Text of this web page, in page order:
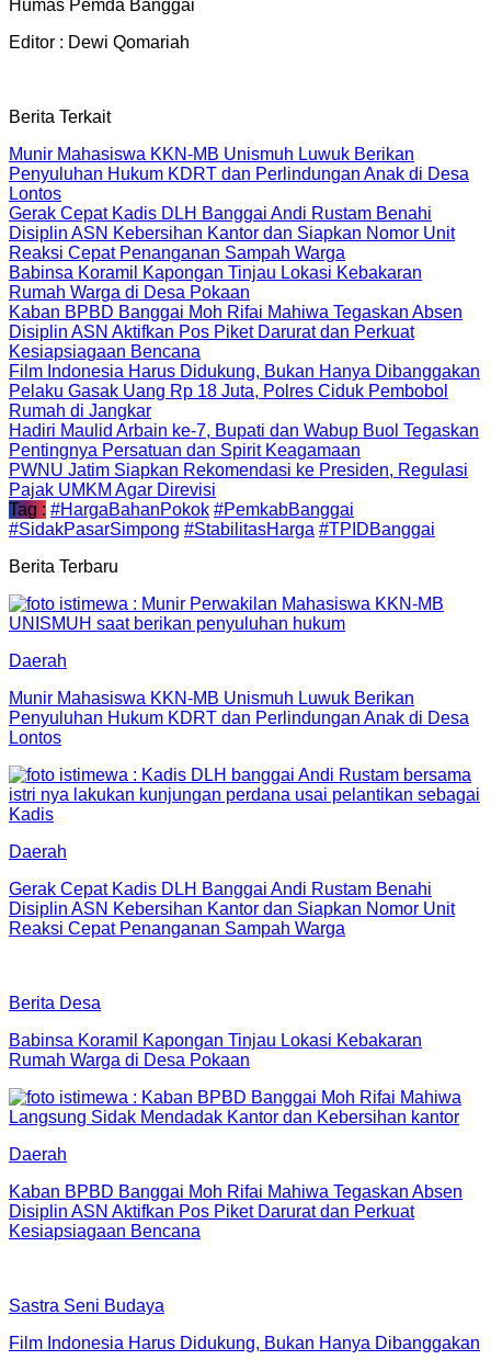
Humas Pemda Banggai
Editor : Dewi Qomariah
Berita Terkait
Munir Mahasiswa KKN-MB Unismuh Luwuk Berikan
Penyuluhan Hukum KDRT dan Perlindungan Anak di Desa
Lontos
Gerak Cepat Kadis DLH Banggai Andi Rustam Benahi
Disiplin ASN Kebersihan Kantor dan Siapkan Nomor Unit
Reaksi Cepat Penanganan Sampah Warga
Babinsa Koramil Kapongan Tinjau Lokasi Kebakaran
Rumah Warga di Desa Pokaan
Kaban BPBD Banggai Moh Rifai Mahiwa Tegaskan Absen
Disiplin ASN Aktifkan Pos Piket Darurat dan Perkuat
Kesiapsiagaan Bencana
Film Indonesia Harus Didukung, Bukan Hanya Dibanggakan
Pelaku Gasak Uang Rp 18 Juta, Polres Ciduk Pembobol
Rumah di Jangkar
Hadiri Maulid Arbain ke-7, Bupati dan Wabup Buol Tegaskan
Pentingnya Persatuan dan Spirit Keagamaan
PWNU Jatim Siapkan Rekomendasi ke Presiden, Regulasi
Pajak UMKM Agar Direvisi
Tag : #HargaBahanPokok #PemkabBanggai
#SidakPasarSimpong #StabilitasHarga #TPIDBanggai
Berita Terbaru
Daerah
Munir Mahasiswa KKN-MB Unismuh Luwuk Berikan
Penyuluhan Hukum KDRT dan Perlindungan Anak di Desa
Lontos
Daerah
Gerak Cepat Kadis DLH Banggai Andi Rustam Benahi
Disiplin ASN Kebersihan Kantor dan Siapkan Nomor Unit
Reaksi Cepat Penanganan Sampah Warga
Berita Desa
Babinsa Koramil Kapongan Tinjau Lokasi Kebakaran
Rumah Warga di Desa Pokaan
Daerah
Kaban BPBD Banggai Moh Rifai Mahiwa Tegaskan Absen
Disiplin ASN Aktifkan Pos Piket Darurat dan Perkuat
Kesiapsiagaan Bencana
Sastra Seni Budaya
Film Indonesia Harus Didukung, Bukan Hanya Dibanggakan